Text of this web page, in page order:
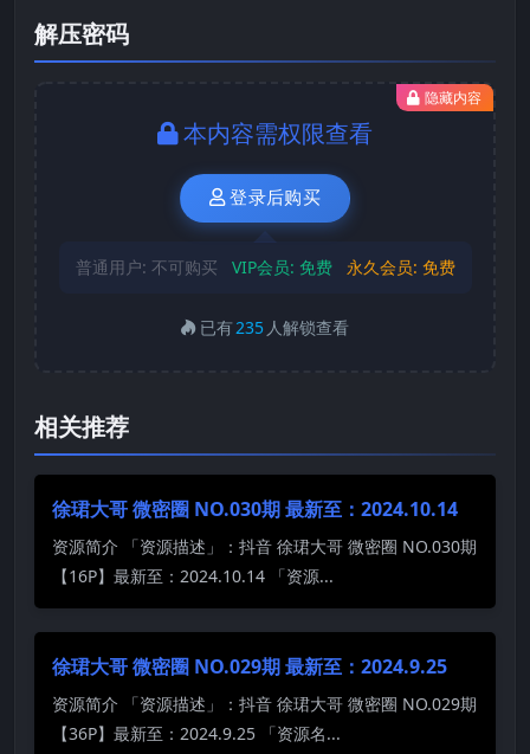
解压密码
隐藏内容
本内容需权限查看
登录后购买
普通用户: 不可购买 VIP会员: 免费 永久会员: 免费
已有235 人解锁查看
相关推荐
徐珺大哥 微密圈 NO.030期 最新至：2024.10.14
资源简介 「资源描述」：抖音 徐珺大哥 微密圈 NO.030期
【16P】最新至：2024.10.14 「资源...
徐珺大哥 微密圈 NO.029期 最新至：2024.9.25
资源简介 「资源描述」：抖音 徐珺大哥 微密圈 NO.029期
【36P】最新至：2024.9.25 「资源名...